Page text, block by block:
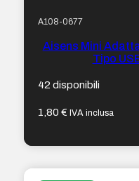
A108-0677
Aisens Mini
Tipo
42 disponibili
1,80€ IVA inclusa